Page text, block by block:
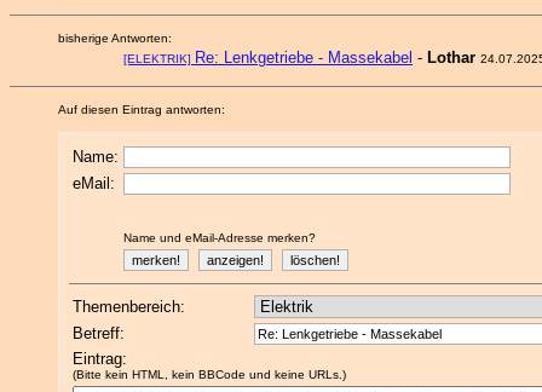
bisherige Antworten:
[ELEKTRIK] Re: Lenkgetriebe - Massekabel - Lothar
Auf diesen Eintrag antworten:
Name:
eMail:
Name und eMail-Adresse merken?
Themenbereich:
Betreff:
Eintrag:
(Bitte kein HTML, kein BBCode und keine URLs.)